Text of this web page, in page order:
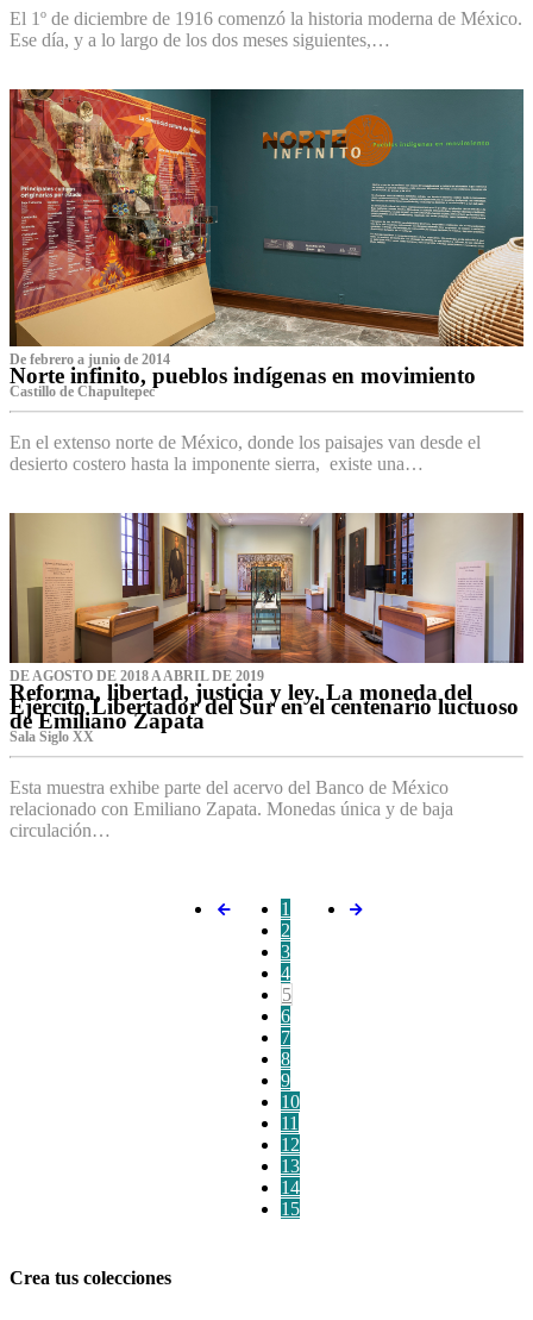
El 1º de diciembre de 1916 comenzó la historia moderna de México.
Ese día, y a lo largo de los dos meses siguientes,…
De febrero a junio de 2014
Norte infinito, pueblos indígenas en movimiento
Castillo de Chapultepec
En el extenso norte de México, donde los paisajes van desde el
desierto costero hasta la imponente sierra, existe una…
DE AGOSTO DE 2018 A ABRIL DE 2019
Reforma, libertad, justicia y ley. La moneda del
Ejército Libertador del Sur en el centenario luctuoso
de Emiliano Zapata
Sala Siglo XX
Esta muestra exhibe parte del acervo del Banco de México
relacionado con Emiliano Zapata. Monedas única y de baja
circulación…
1
2
3
4
5
6
7
8
9
10
11
12
13
14
15
Crea tus colecciones